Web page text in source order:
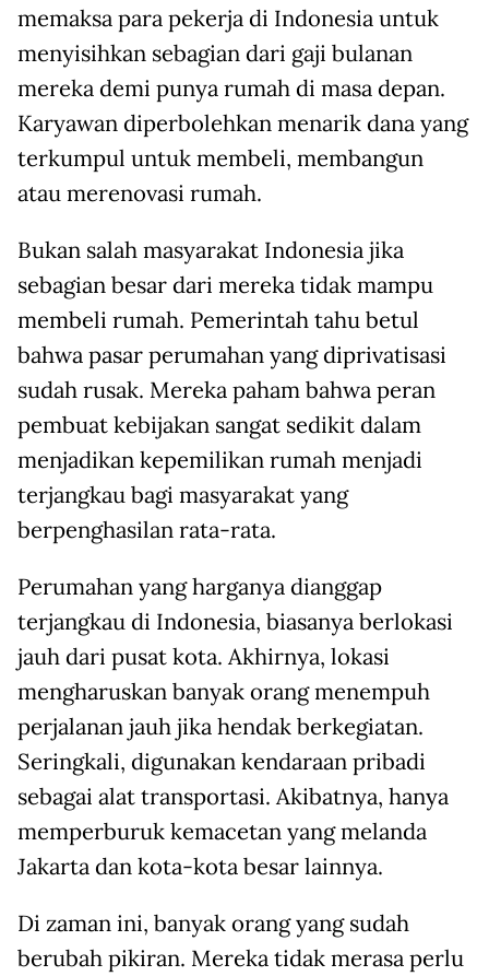
memaksa para pekerja di Indonesia untuk
menyisihkan sebagian dari gaji bulanan
mereka demi punya rumah di masa depan.
Karyawan diperbolehkan menarik dana yang
terkumpul untuk membeli, membangun
atau merenovasi rumah.
Bukan salah masyarakat Indonesia jika
sebagian besar dari mereka tidak mampu
membeli rumah. Pemerintah tahu betul
bahwa pasar perumahan yang diprivatisasi
sudah rusak. Mereka paham bahwa peran
pembuat kebijakan sangat sedikit dalam
menjadikan kepemilikan rumah menjadi
terjangkau bagi masyarakat yang
berpenghasilan rata-rata.
Perumahan yang harganya dianggap
terjangkau di Indonesia, biasanya berlokasi
jauh dari pusat kota. Akhirnya, lokasi
mengharuskan banyak orang menempuh
perjalanan jauh jika hendak berkegiatan.
Seringkali, digunakan kendaraan pribadi
sebagai alat transportasi. Akibatnya, hanya
memperburuk kemacetan yang melanda
Jakarta dan kota-kota besar lainnya.
Di zaman ini, banyak orang yang sudah
berubah pikiran. Mereka tidak merasa perlu